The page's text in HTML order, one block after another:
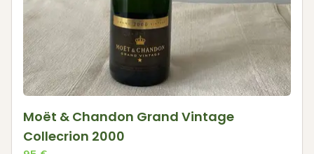
Moët & Chandon Grand Vintage
Collecrion 2000